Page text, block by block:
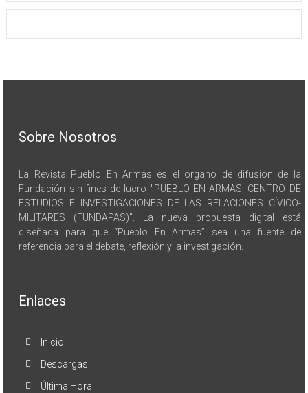
Sobre Nosotros
La Revista Pueblo En Armas es el órgano de difusión de la
Fundación sin fines de lucro "PUEBLO EN ARMAS, CENTRO DE
ESTUDIOS E INVESTIGACIONES DE LAS RELACIONES CÍVICO-
MILITARES (FUNDAPAS)". La nueva propuesta digital está
diseñada para que “Pueblo En Armas” sea una fuente de
referencia para el debate, reflexión y la investigación.
Enlaces
Inicio
Descargas
Última Hora